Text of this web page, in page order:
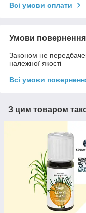
Всі умови оплати
Умови повернення
Законом не
належної якості
Всі умови
З цим товаром